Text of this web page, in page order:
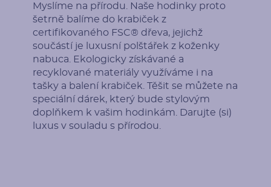
Myslíme na přírodu. Naše hodinky proto
šetrně balíme do krabiček z
certifikovaného FSC® dřeva, jejichž
součástí je luxusní polštářek z koženky
nabuca. Ekologicky získávané a
recyklované materiály využíváme i na
tašky a balení krabiček. Těšit se můžete na
speciální dárek, který bude stylovým
doplňkem k vašim hodinkám. Darujte (si)
luxus v souladu s přírodou.